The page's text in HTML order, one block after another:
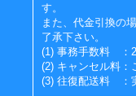
す。
また、代金引換の
了承下さい。
(1) 事務手数料 ：
(2) キャンセル料：
(3) 往復配送料 ：